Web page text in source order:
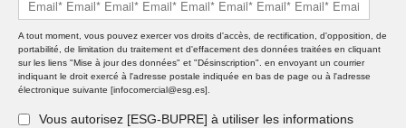
A tout moment, vous pouvez exercer vos droits d'accès, de rectification, d'opposition, de
portabilité, de limitation du traitement et d'effacement des données traitées en cliquant
sur les liens "Mise à jour des données" et "Désinscription". en envoyant un courrier
indiquant le droit exercé à l'adresse postale indiquée en bas de page ou à l'adresse
électronique suivante [infocomercial@esg.es].
Vous autorisez [ESG-BUPRE] à utiliser les informations